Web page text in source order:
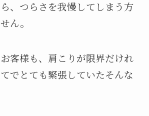
、つらさを我慢してしまう方
ん。
客様も、肩こりが限界だけれ
でとても緊張していたそんな